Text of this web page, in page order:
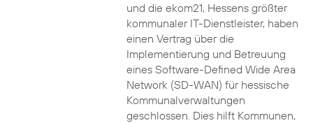
und die ekom21, Hessens größter
kommunaler IT-Dienstleister, haben
einen Vertrag über die
Implementierung und Betreuung
eines Software-Defined Wide Area
Network (SD-WAN) für hessische
Kommunalverwaltungen
geschlossen. Dies hilft Kommunen,